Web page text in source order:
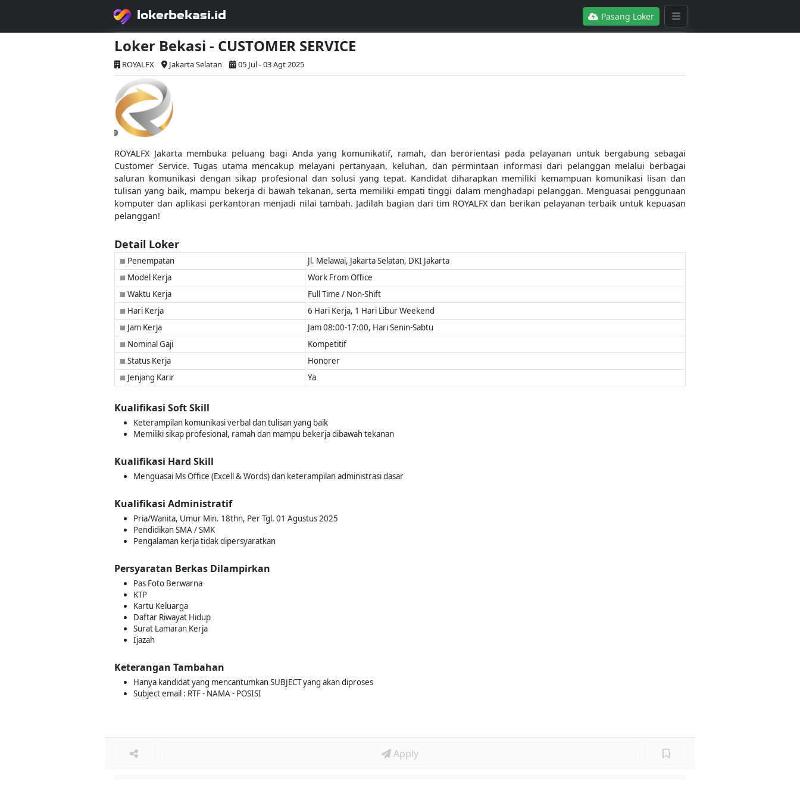
lokerbekasi.id Pasang Loker
Loker Bekasi - CUSTOMER SERVICE
ROYALFX Jakarta Selatan 05 Jul - 03 Agt 2025
ROYALFX Jakarta membuka peluang bagi Anda yang komunikatif, ramah, dan berorientasi pada pelayanan untuk bergabung sebagai
Customer Service. Tugas utama mencakup melayani pertanyaan, keluhan, dan permintaan informasi dari pelanggan melalui berbagai
saluran komunikasi dengan sikap profesional dan solusi yang tepat. Kandidat diharapkan memiliki kemampuan komunikasi lisan dan
tulisan yang baik, mampu bekerja di bawah tekanan, serta memiliki empati tinggi dalam menghadapi pelanggan. Menguasai penggunaan
komputer dan aplikasi perkantoran menjadi nilai tambah. Jadilah bagian dari tim ROYALFX dan berikan pelayanan terbaik untuk kepuasan
pelanggan!
Detail Loker
■ Penempatan Jl. Melawai, Jakarta Selatan, DKI Jakarta
■ Model Kerja Work From Office
■ Waktu Kerja Full Time / Non-Shift
■ Hari Kerja 6 Hari Kerja, 1 Hari Libur Weekend
■ Jam Kerja Jam 08:00-17:00, Hari Senin-Sabtu
■ Nominal Gaji Kompetitif
■ Status Kerja Honorer
■ Jenjang Karir Ya
Kualifikasi Soft Skill
Keterampilan komunikasi verbal dan tulisan yang baik
Memiliki sikap profesional, ramah dan mampu bekerja dibawah tekanan
Kualifikasi Hard Skill
Menguasai Ms Office (Excell & Words) dan keterampilan administrasi dasar
Kualifikasi Administratif
Pria/Wanita, Umur Min. 18thn, Per Tgl. 01 Agustus 2025
Pendidikan SMA / SMK
Pengalaman kerja tidak dipersyaratkan
Persyaratan Berkas Dilampirkan
Pas Foto Berwarna
KTP
Kartu Keluarga
Daftar Riwayat Hidup
Surat Lamaran Kerja
Ijazah
Keterangan Tambahan
Hanya kandidat yang mencantumkan SUBJECT yang akan diproses
Subject email : RTF - NAMA - POSISI
Apply